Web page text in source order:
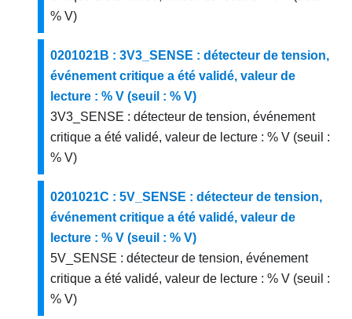
% V)
0201021B : 3V3_SENSE : détecteur de tension,
événement critique a été validé, valeur de
lecture : % V (seuil : % V)
3V3_SENSE : détecteur de tension, événement
critique a été validé, valeur de lecture : % V (seuil :
% V)
0201021C : 5V_SENSE : détecteur de tension,
événement critique a été validé, valeur de
lecture : % V (seuil : % V)
5V_SENSE : détecteur de tension, événement
critique a été validé, valeur de lecture : % V (seuil :
% V)